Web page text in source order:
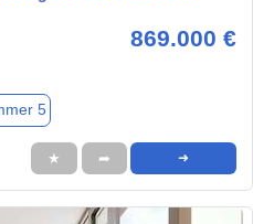
869.000 €
5
★ ➦ ➜